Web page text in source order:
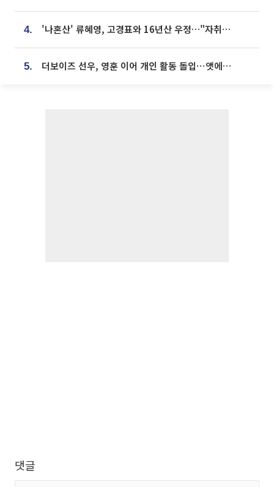
4. '나혼산' 류혜영, 고경표와 16년산 우정…"자취방서 부모님과 마주쳐"
5. 더보이즈 선우, 영훈 이어 개인 활동 돌입⋯앳에어리어와 전속계약
댓글